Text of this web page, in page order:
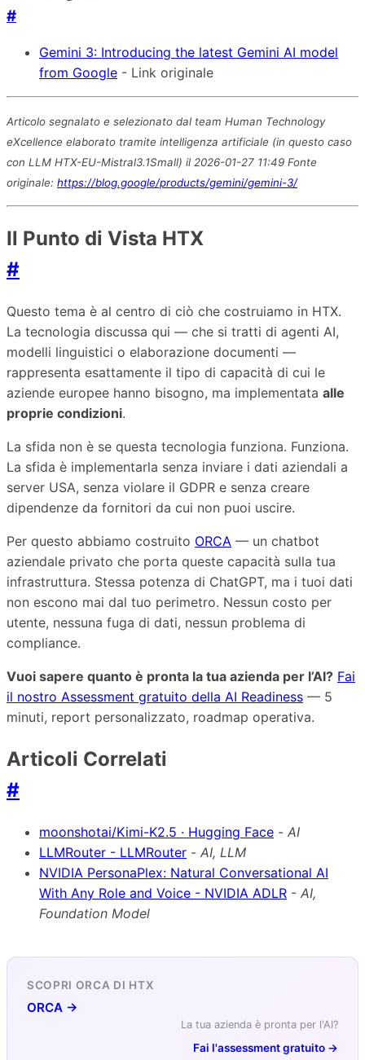
#
Gemini 3: Introducing the latest Gemini AI model
from Google - Link originale
Articolo segnalato e selezionato dal team Human Technology
eXcellence elaborato tramite intelligenza artificiale (in questo caso
con LLM HTX-EU-Mistral3.1Small) il 2026-01-27 11:49 Fonte
originale: https://blog.google/products/gemini/gemini-3/
Il Punto di Vista HTX
#
Questo tema è al centro di ciò che costruiamo in HTX.
La tecnologia discussa qui — che si tratti di agenti AI,
modelli linguistici o elaborazione documenti —
rappresenta esattamente il tipo di capacità di cui le
aziende europee hanno bisogno, ma implementata alle
proprie condizioni.
La sfida non è se questa tecnologia funziona. Funziona.
La sfida è implementarla senza inviare i dati aziendali a
server USA, senza violare il GDPR e senza creare
dipendenze da fornitori da cui non puoi uscire.
Per questo abbiamo costruito ORCA — un chatbot
aziendale privato che porta queste capacità sulla tua
infrastruttura. Stessa potenza di ChatGPT, ma i tuoi dati
non escono mai dal tuo perimetro. Nessun costo per
utente, nessuna fuga di dati, nessun problema di
compliance.
Vuoi sapere quanto è pronta la tua azienda per l’AI? Fai
il nostro Assessment gratuito della AI Readiness — 5
minuti, report personalizzato, roadmap operativa.
Articoli Correlati
#
moonshotai/Kimi-K2.5 · Hugging Face - AI
LLMRouter - LLMRouter - AI, LLM
NVIDIA PersonaPlex: Natural Conversational AI
With Any Role and Voice - NVIDIA ADLR - AI,
Foundation Model
SCOPRI ORCA DI HTX
ORCA →
La tua azienda è pronta per l'AI?
Fai l'assessment gratuito →